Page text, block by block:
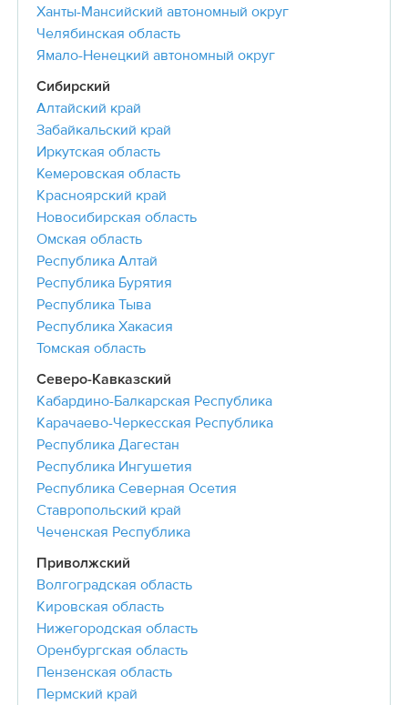
Ханты-Мансийский автономный округ
Челябинская область
Ямало-Ненецкий автономный округ
Сибирский
Алтайский край
Забайкальский край
Иркутская область
Кемеровская область
Красноярский край
Новосибирская область
Омская область
Республика Алтай
Республика Бурятия
Республика Тыва
Республика Хакасия
Томская область
Северо-Кавказский
Кабардино-Балкарская Республика
Карачаево-Черкесская Республика
Республика Дагестан
Республика Ингушетия
Республика Северная Осетия
Ставропольский край
Чеченская Республика
Приволжский
Волгоградская область
Кировская область
Нижегородская область
Оренбургская область
Пензенская область
Пермский край